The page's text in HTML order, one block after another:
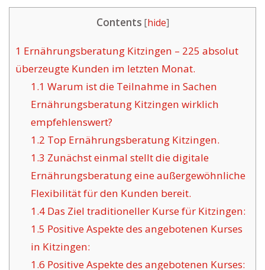
Contents [hide]
1 Ernährungsberatung Kitzingen – 225 absolut
überzeugte Kunden im letzten Monat.
1.1 Warum ist die Teilnahme in Sachen
Ernährungsberatung Kitzingen wirklich
empfehlenswert?
1.2 Top Ernährungsberatung Kitzingen.
1.3 Zunächst einmal stellt die digitale
Ernährungsberatung eine außergewöhnliche
Flexibilität für den Kunden bereit.
1.4Das Ziel traditioneller Kurse für Kitzingen:
1.5 Positive Aspekte des angebotenen Kurses
in Kitzingen:
1.6 Positive Aspekte des angebotenen Kurses: